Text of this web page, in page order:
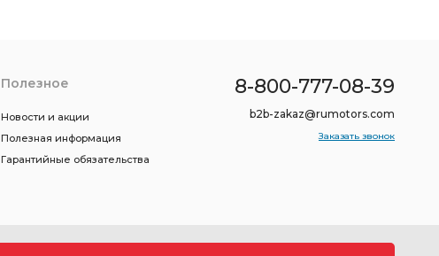
Полезное
Новости и акции
Полезная информация
Гарантийные обязательства
8-800-777-08-39
b2b-zakaz@rumotors.com
Заказать звонок